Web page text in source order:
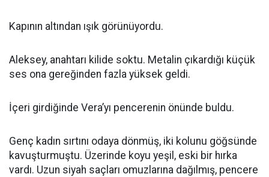
Kapının altından ışık görünüyordu.
Aleksey, anahtarı kilide soktu. Metalin çıkardığı küçük
ses ona gereğinden fazla yüksek geldi.
İçeri girdiğinde Vera’yı pencerenin önünde buldu.
Genç kadın sırtını odaya dönmüş, iki kolunu göğsünde
kavuşturmuştu. Üzerinde koyu yeşil, eski bir hırka
vardı. Uzun siyah saçları omuzlarına dağılmış, pencere